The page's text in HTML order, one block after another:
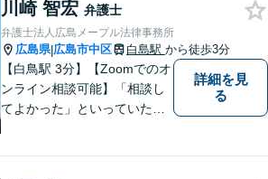
ってまいります。 ぜひご相談
ください。
川崎 智宏 弁護士
弁護士法人広島メープル法律事務所
広島県|広島市中区 白島駅 から徒歩3分
【白鳥駅 3分】【Zoomでのオ
ンライン相談可能】「相談し
てよかった」といっていただ
詳細を見
る